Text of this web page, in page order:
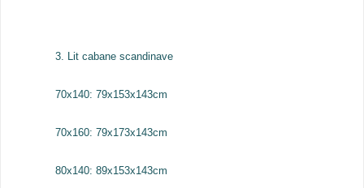
3. Lit cabane scandinave
70x140: 79x153x143cm
70x160: 79x173x143cm
80x140: 89x153x143cm